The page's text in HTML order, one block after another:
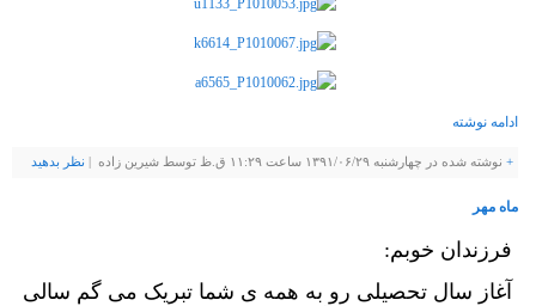
ادامه نوشته
+ نوشته شده در چهارشنبه ۱۳۹۱/۰۶/۲۹ ساعت ۱۱:۲۹ ق.ظ توسط شيرين زاده | نظر بدهيد
ماه مهر
فرزندان خوبم:
آغاز سال تحصیلی رو به همه ی شما تبریک می گم سالی